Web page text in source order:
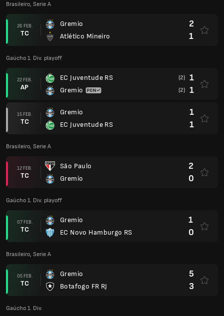
Brasileiro, Serie A
26 FEB.
TC
Gremio
Atlético Mineiro
2
1
Gaúcho 1. Div. playoff
22 FEB.
AP
EC Juventude RS
Gremio
(2) 1
(2) 1
15 FEB.
TC
Gremio
EC Juventude RS
1
1
Brasileiro, Serie A
12 FEB.
TC
São Paulo
Gremio
2
0
Gaúcho 1. Div. playoff
07 FEB.
TC
Gremio
EC Novo Hamburgo RS
1
0
Brasileiro, Serie A
05 FEB.
TC
Gremio
Botafogo FR RJ
5
3
Gaúcho 1. Div.